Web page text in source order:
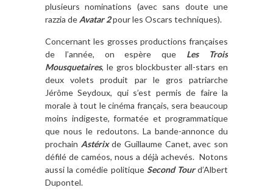
plusieurs nominations (avec sans doute une
razzia de Avatar 2pour les Oscars techniques).
Concernant les grosses productions françaises
de l’année, on espère que Les Trois
Mousquetaires, le gros blockbuster all-stars en
deux volets produit par le gros patriarche
Jérôme Seydoux, qui s’est permis de faire la
morale à tout le cinéma français, sera beaucoup
moins indigeste, formatée et programmatique
que nous le redoutons. La bande-annonce du
prochain Astérix de Guillaume Canet, avec son
défilé de caméos, nous a déjà achevés. Notons
aussi la comédie politiqueSecond Tourd’Albert
Dupontel.